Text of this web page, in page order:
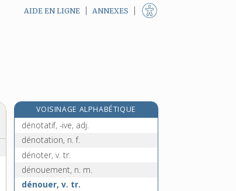
AIDE EN LIGNE ANNEXES
VOISINAGE ALPHABÉTIQUE
dénonciation, n. f.
dénotatif, -ive, adj.
dénotation, n. f.
dénoter, v. tr.
dénouement, n. m.
dénouer, v. tr.